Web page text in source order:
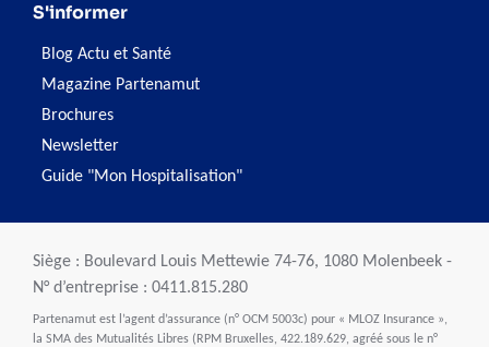
S'informer
Blog Actu et Santé
Magazine Partenamut
Brochures
Newsletter
Guide "Mon Hospitalisation"
Siège : Boulevard Louis Mettewie 74-76, 1080 Molenbeek -
N° d’entreprise : 0411.815.280
Partenamut est l’agent d’assurance (n° OCM 5003c) pour « MLOZ Insurance »,
la SMA des Mutualités Libres (RPM Bruxelles, 422.189.629, agréé sous le n°